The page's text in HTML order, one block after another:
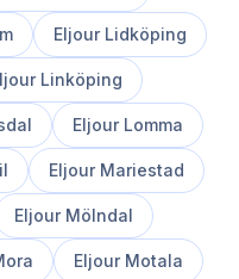
Eljour Lidköping
Linköping
Eljour Lomma
Eljour Mariestad
Eljour Mölndal
Eljour Motala